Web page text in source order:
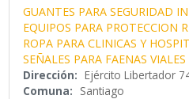
GUANTES PARA SEGURIDAD
EQUIPOS PARA PROTECCION
ROPA PARA CLINICAS Y
SEÑALES PARA FAENAS VIALES
Dirección: Ejército Libertador
Comuna: Santiago